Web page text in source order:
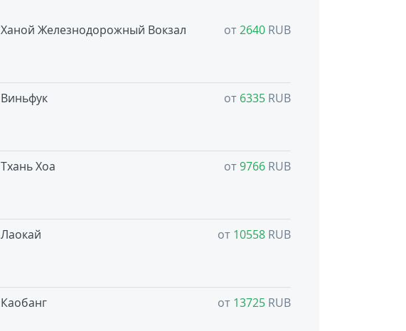
Ханой Железнодорожный Вокзал от2640 RUB
Виньфук от 6335 RUB
Тхань Хоа от9766 RUB
Лаокай от 10558 RUB
Каобанг от 13725 RUB